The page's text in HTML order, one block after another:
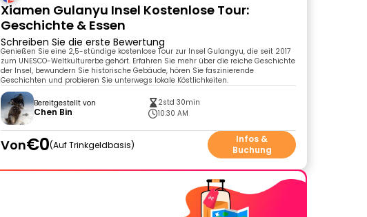
Xiamen Gulanyu Insel Kostenlose Tour:
Geschichte & Essen
Schreiben Sie die erste Bewertung
Genießen Sie eine 2,5-stündige kostenlose Tour zur Insel Gulangyu, die seit 2017
zum UNESCO-Weltkulturerbe gehört. Erfahren Sie mehr über die reiche Geschichte
der Insel, bewundern Sie historische Gebäude, hören Sie faszinierende
Geschichten und probieren Sie unterwegs lokale Köstlichkeiten.
Bereitgestellt von
Chen Bin
2std 30min
10:30 AM
Von€0 Auf Trinkgeldbasis
Infos &
Buchung